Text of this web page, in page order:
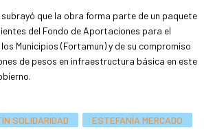
que la obra forma parte de un paquete
del Fondo de Aportaciones para el
Municipios (Fortamun) y de su compromiso
de pesos en infraestructura básica en este
SOLIDARIDAD ESTEFANÍA MERCADO